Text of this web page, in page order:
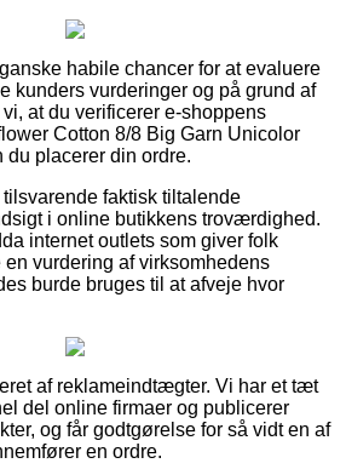
habile chancer for at evaluere
kunders vurderinger og på grund af
at du verificerer e-shoppens
Cotton 8/8 Big Garn Unicolor
placerer din ordre.
faktisk tiltalende
i online butikkens troværdighed.
internet outlets som giver folk
vurdering af virksomhedens
burde bruges til at afveje hvor
af reklameindtægter. Vi har et tæt
del online firmaer og publicerer
og får godtgørelse for så vidt en af
en ordre.